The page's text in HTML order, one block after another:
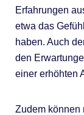
Erfahrungen
etwa das
haben. Auch
den
einer erhöhten
Zudem können